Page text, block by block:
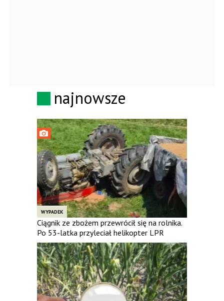
najnowsze
WYPADEK
Ciągnik ze zbożem przewrócił się na rolnika.
Po 53-latka przyleciał helikopter LPR